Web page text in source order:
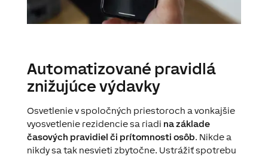
Automatizované pravidlá
znižujúce výdavky
Osvetlenie v spoločných priestoroch a vonkajšie
vyosvetlenie rezidencie sa riadi na základe
časových pravidiel či prítomnosti osôb. Nikde a
nikdy sa tak nesvieti zbytočne. Ustrážiť spotrebu